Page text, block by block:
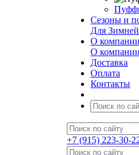
Сезоны и
Для
О компании
О компании
Доставка
Оплата
Контакты
+7 (915) 223-30-